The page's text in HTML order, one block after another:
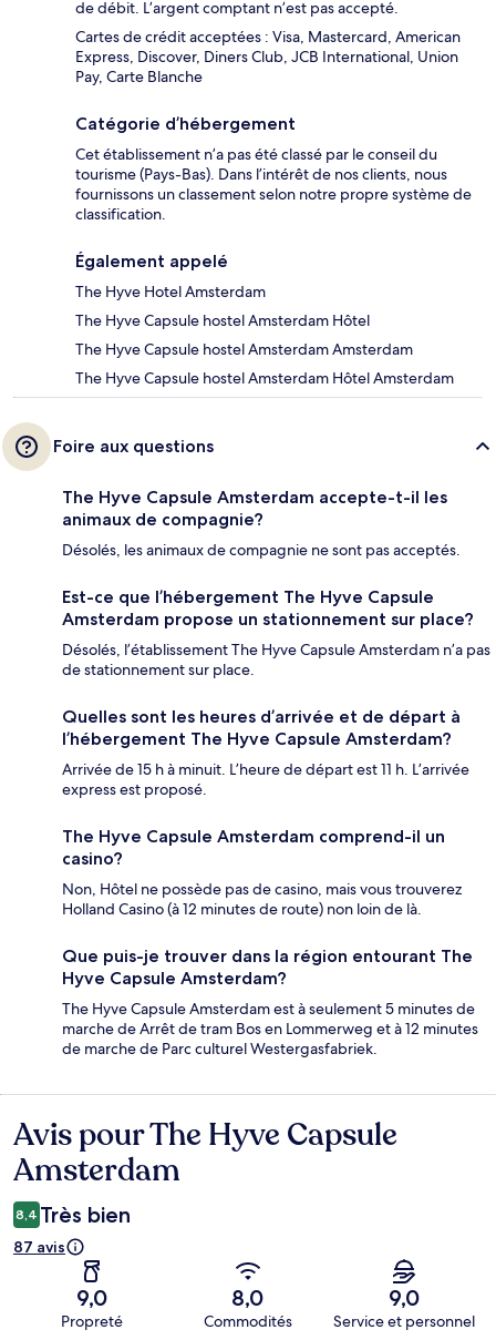
de débit. L’argent comptant n’est pas accepté.
Cartes de crédit acceptées : Visa, Mastercard, American
Express, Discover, Diners Club, JCB International, Union
Pay, Carte Blanche
Catégorie d’hébergement
Cet établissement n’a pas été classé par le conseil du
tourisme (Pays-Bas). Dans l’intérêt de nos clients, nous
fournissons un classement selon notre propre système de
classification.
Également appelé
The Hyve Hotel Amsterdam
The Hyve Capsule hostel Amsterdam Hôtel
The Hyve Capsule hostel Amsterdam Amsterdam
The Hyve Capsule hostel Amsterdam Hôtel Amsterdam
Foire aux questions
The Hyve Capsule Amsterdam accepte-t-il les
animaux de compagnie?
Désolés, les animaux de compagnie ne sont pas acceptés.
Est-ce que l’hébergement The Hyve Capsule
Amsterdam propose un stationnement sur place?
Désolés, l’établissement The Hyve Capsule Amsterdam n’a pas
de stationnement sur place.
Quelles sont les heures d’arrivée et de départ à
l’hébergement The Hyve Capsule Amsterdam?
Arrivée de 15 h à minuit. L’heure de départ est 11 h. L’arrivée
express est proposé.
The Hyve Capsule Amsterdam comprend-il un
casino?
Non, Hôtel ne possède pas de casino, mais vous trouverez
Holland Casino (à 12 minutes de route) non loin de là.
Que puis-je trouver dans la région entourant The
Hyve Capsule Amsterdam?
The Hyve Capsule Amsterdam est à seulement 5 minutes de
marche de Arrêt de tram Bos en Lommerweg et à 12 minutes
de marche de Parc culturel Westergasfabriek.
Avis
Avis pour The Hyve Capsule
Amsterdam
8,4 Très bien
87 avis
9,0
Propreté
8,0
Commodités
9,0
Service et personnel